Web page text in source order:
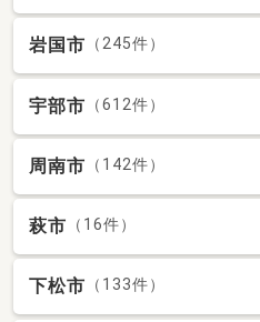
岩国市 （245件）
宇部市 （612件）
周南市 （142件）
萩市 （16件）
下松市 （133件）